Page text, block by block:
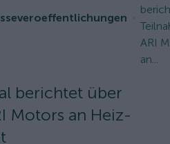
ARI
an...
berichtet über
Motors an Heiz-